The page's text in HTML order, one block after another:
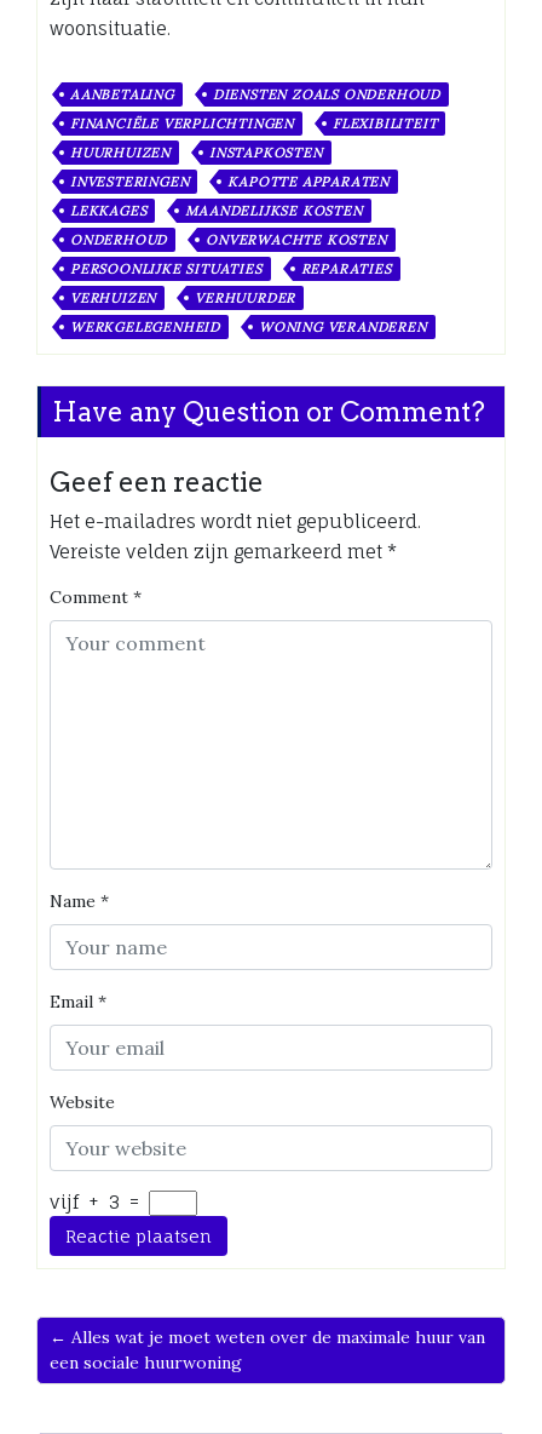
woonsituatie.
AANBETALING
DIENSTEN ZOALS ONDERHOUD
FINANCIËLE VERPLICHTINGEN
FLEXIBILITEIT
HUURHUIZEN
INSTAPKOSTEN
INVESTERINGEN
KAPOTTE APPARATEN
LEKKAGES
MAANDELIJKSE KOSTEN
ONDERHOUD
ONVERWACHTE KOSTEN
PERSOONLIJKE SITUATIES
REPARATIES
VERHUIZEN
VERHUURDER
WERKGELEGENHEID
WONING VERANDEREN
Have any Question or Comment?
Geef een reactie
Het e-mailadres wordt niet gepubliceerd.
Vereiste velden zijn gemarkeerd met *
Comment *
Name *
Email *
Website
vijf + 3 =
← Alles wat je moet weten over de maximale huur van
een sociale huurwoning